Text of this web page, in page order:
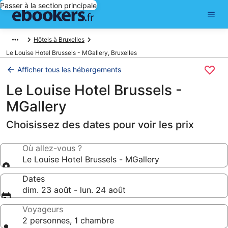
Passer à la section principale
Hôtels à Bruxelles
Le Louise Hotel Brussels - MGallery, Bruxelles
Afficher tous les hébergements
Le Louise Hotel Brussels -
MGallery
Choisissez des dates pour voir les prix
Où allez-vous ?
Le Louise Hotel Brussels - MGallery
Dates
dim. 23 août - lun. 24 août
Voyageurs
2 personnes, 1 chambre